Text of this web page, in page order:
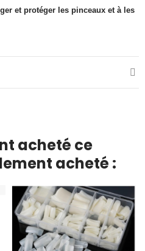
et protéger les pinceaux et à les
acheté ce
acheté :